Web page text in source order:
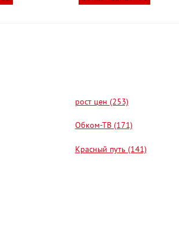
рост цен (253)
Обком-ТВ (171)
Красный путь (141)